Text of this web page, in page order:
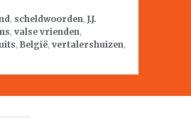
, scheldwoorden, J.J.
, valse vrienden,
, België, vertalershuizen,